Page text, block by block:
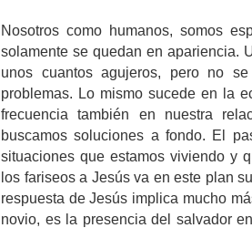
Nosotros como humanos, somos
solamente se quedan en apariencia.
unos cuantos agujeros, pero no
problemas. Lo mismo sucede en la
frecuencia también en nuestra
buscamos soluciones a fondo. El
situaciones que estamos viviendo y
los fariseos a Jesús va en este plan
respuesta de Jesús implica mucho
novio, es la presencia del salvador